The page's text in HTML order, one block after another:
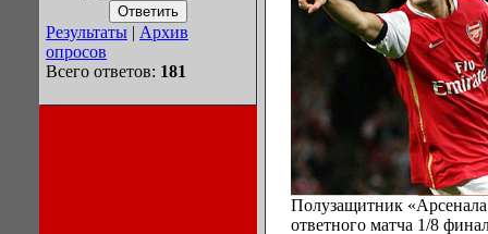
Результаты | Архив
опросов
Всего ответов: 181
Полузащитник
ответного матча 1/8